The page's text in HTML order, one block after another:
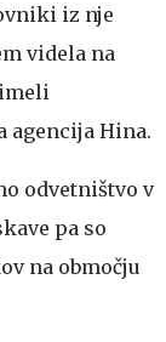
iz nje
videla na
agencija Hina.
odvetništvo v
pa so
na območju